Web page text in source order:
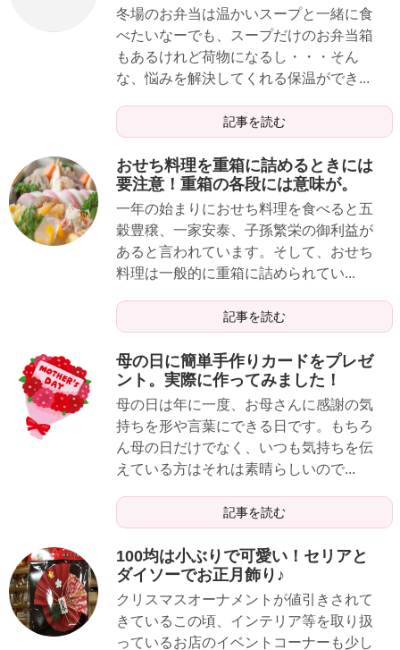
冬場のお弁当は温かいスープと一緒に食
べたいなーでも、スープだけのお弁当箱
もあるけれど荷物になるし・・・そん
な、悩みを解決してくれる保温ができ...
記事を読む
おせち料理を重箱に詰めるときには
要注意！重箱の各段には意味が。
一年の始まりにおせち料理を食べると五
穀豊穣、一家安泰、子孫繁栄の御利益が
あると言われています。そして、おせち
料理は一般的に重箱に詰められてい...
記事を読む
母の日に簡単手作りカードをプレゼ
ント。実際に作ってみました！
母の日は年に一度、お母さんに感謝の気
持ちを形や言葉にできる日です。もちろ
ん母の日だけでなく、いつも気持ちを伝
えている方はそれは素晴らしいので...
記事を読む
100均は小ぶりで可愛い！セリアと
ダイソーでお正月飾り♪
クリスマスオーナメントが値引きされて
きているこの頃、インテリア等を取り扱
っているお店のイベントコーナーも少し